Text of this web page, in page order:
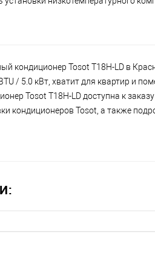
кондиционер Tosot T18H-LD в
/ 5.0 кВт, хватит для квартир и
Tosot T18H-LD доступна к
кондиционеров Tosot, а также